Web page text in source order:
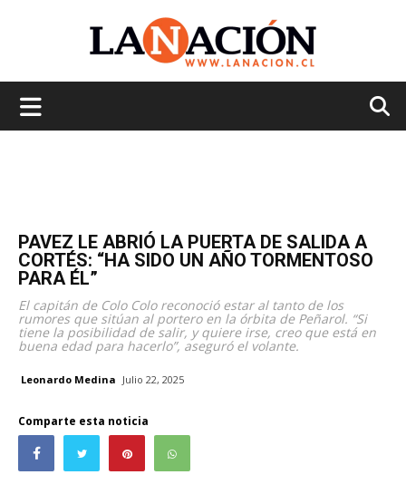
PAVEZ LE ABRIÓ LA PUERTA DE SALIDA A
CORTÉS: “HA SIDO UN AÑO TORMENTOSO
PARA ÉL”
El capitán de Colo Colo reconoció estar al tanto de los
rumores que sitúan al portero en la órbita de Peñarol. “Si
tiene la posibilidad de salir, y quiere irse, creo que está en
buena edad para hacerlo”, aseguró el volante.
Leonardo Medina Julio 22, 2025
Comparte esta noticia